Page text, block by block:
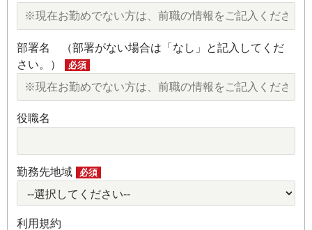
部署名 （部署がない場合は「なし」と記入してくだ
さい。）
必須
役職名
勤務先地域 必須
利用規約